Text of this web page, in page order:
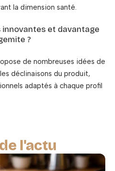
la dimension santé.
et davantage
?
de nombreuses idées de
déclinaisons du produit,
adaptés à chaque profil
l'actu